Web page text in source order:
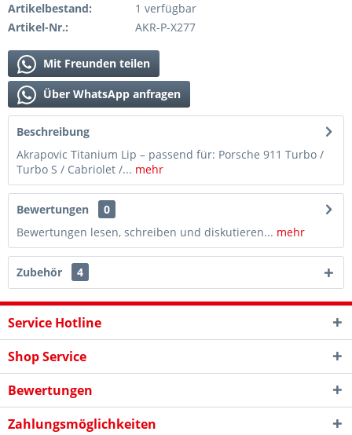
Artikelbestand:
1 verfügbar
Artikel-Nr.:
AKR-P-X277
Mit Freunden teilen
Über WhatsApp anfragen
Beschreibung
Akrapovic Titanium Lip – passend für: Porsche 911 Turbo /
Turbo S / Cabriolet /... mehr
Bewertungen
0
Bewertungen lesen, schreiben und diskutieren... mehr
Zubehör 4
Service Hotline
Shop Service
Bewertungen
Zahlungsmöglichkeiten